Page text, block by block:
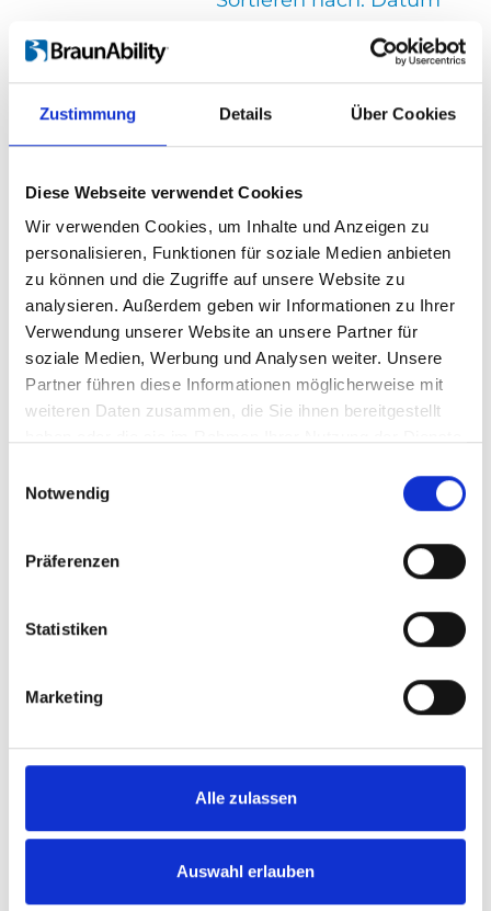
Zustimmung Details Über Cookies
Diese Webseite verwendet Cookies
Wir verwenden Cookies, um Inhalte und Anzeigen zu
personalisieren, Funktionen für soziale Medien anbieten
zu können und die Zugriffe auf unsere Website zu
analysieren. Außerdem geben wir Informationen zu Ihrer
Verwendung unserer Website an unsere Partner für
soziale Medien, Werbung und Analysen weiter. Unsere
Partner führen diese Informationen möglicherweise mit
weiteren Daten zusammen, die Sie ihnen bereitgestellt
Notwendig
Präferenzen
Statistiken
Marketing
Alle zulassen
Auswahl erlauben
Zurück
Wenn Sie nach einem Video zu einem bestimmten Produkt
Menü auf der linken Seite auswählen. Bitte beachten Sie, dass es
nicht zu allen Produkten eigene Videos gibt.
Einbetten
Unter jedem Video finden Sie einen Code, mit dem Sie das Video
auf Ihrer Webseite einbetten können.
Abonnieren
Abonnieren Sie hier unseren YouTube-Kanal, um sofort
benachrichtigt zu werden, wenn wir ein neues Video hochladen.
Produkte
Turny Evo
Turny Low Vehicle
Rollstuhllifte